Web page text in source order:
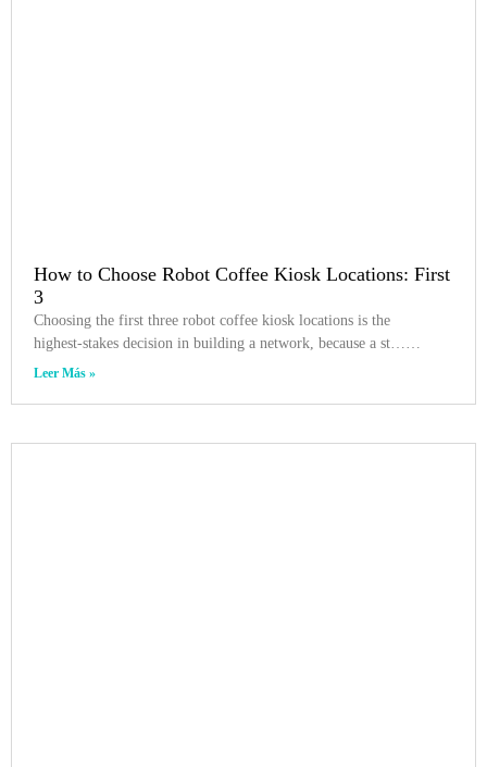
How to Choose Robot Coffee Kiosk Locations: First
3
Choosing the first three robot coffee kiosk locations is the
highest‑stakes decision in building a network, because a st……
Leer Más »